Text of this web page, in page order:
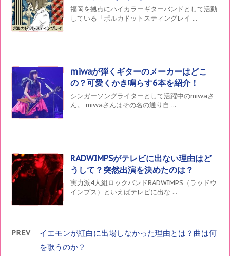
福岡を拠点にハイカラーギターバンドとして活動
している「ポルカドットスティングレイ ...
miwaが弾くギターのメーカーはどこ
の？可愛くかき鳴らす6本を紹介！
シンガーソングライターとして活躍中のmiwaさ
ん。 miwaさんはその名の通り自 ...
RADWIMPSがテレビに出ない理由はど
うして？突然出演を決めたのは？
実力派4人組ロックバンドRADWIMPS（ラッドウ
インプス）といえばテレビに出な ...
PREV
イエモンが紅白に出場しなかった理由とは？曲は何
を歌うのか？